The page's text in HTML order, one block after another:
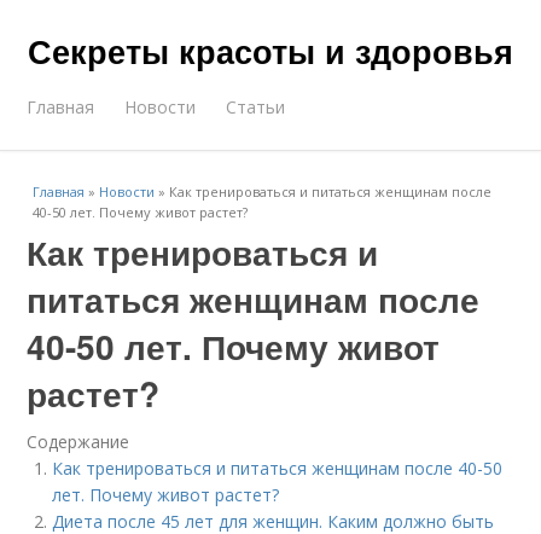
Секреты красоты и здоровья
Главная Новости Статьи
Главная » Новости » Как тренироваться и питаться женщинам после
40-50 лет. Почему живот растет?
Как тренироваться и
питаться женщинам после
40-50 лет. Почему живот
растет?
Содержание
Как тренироваться и питаться женщинам после 40-50
лет. Почему живот растет?
Диета после 45 лет для женщин. Каким должно быть